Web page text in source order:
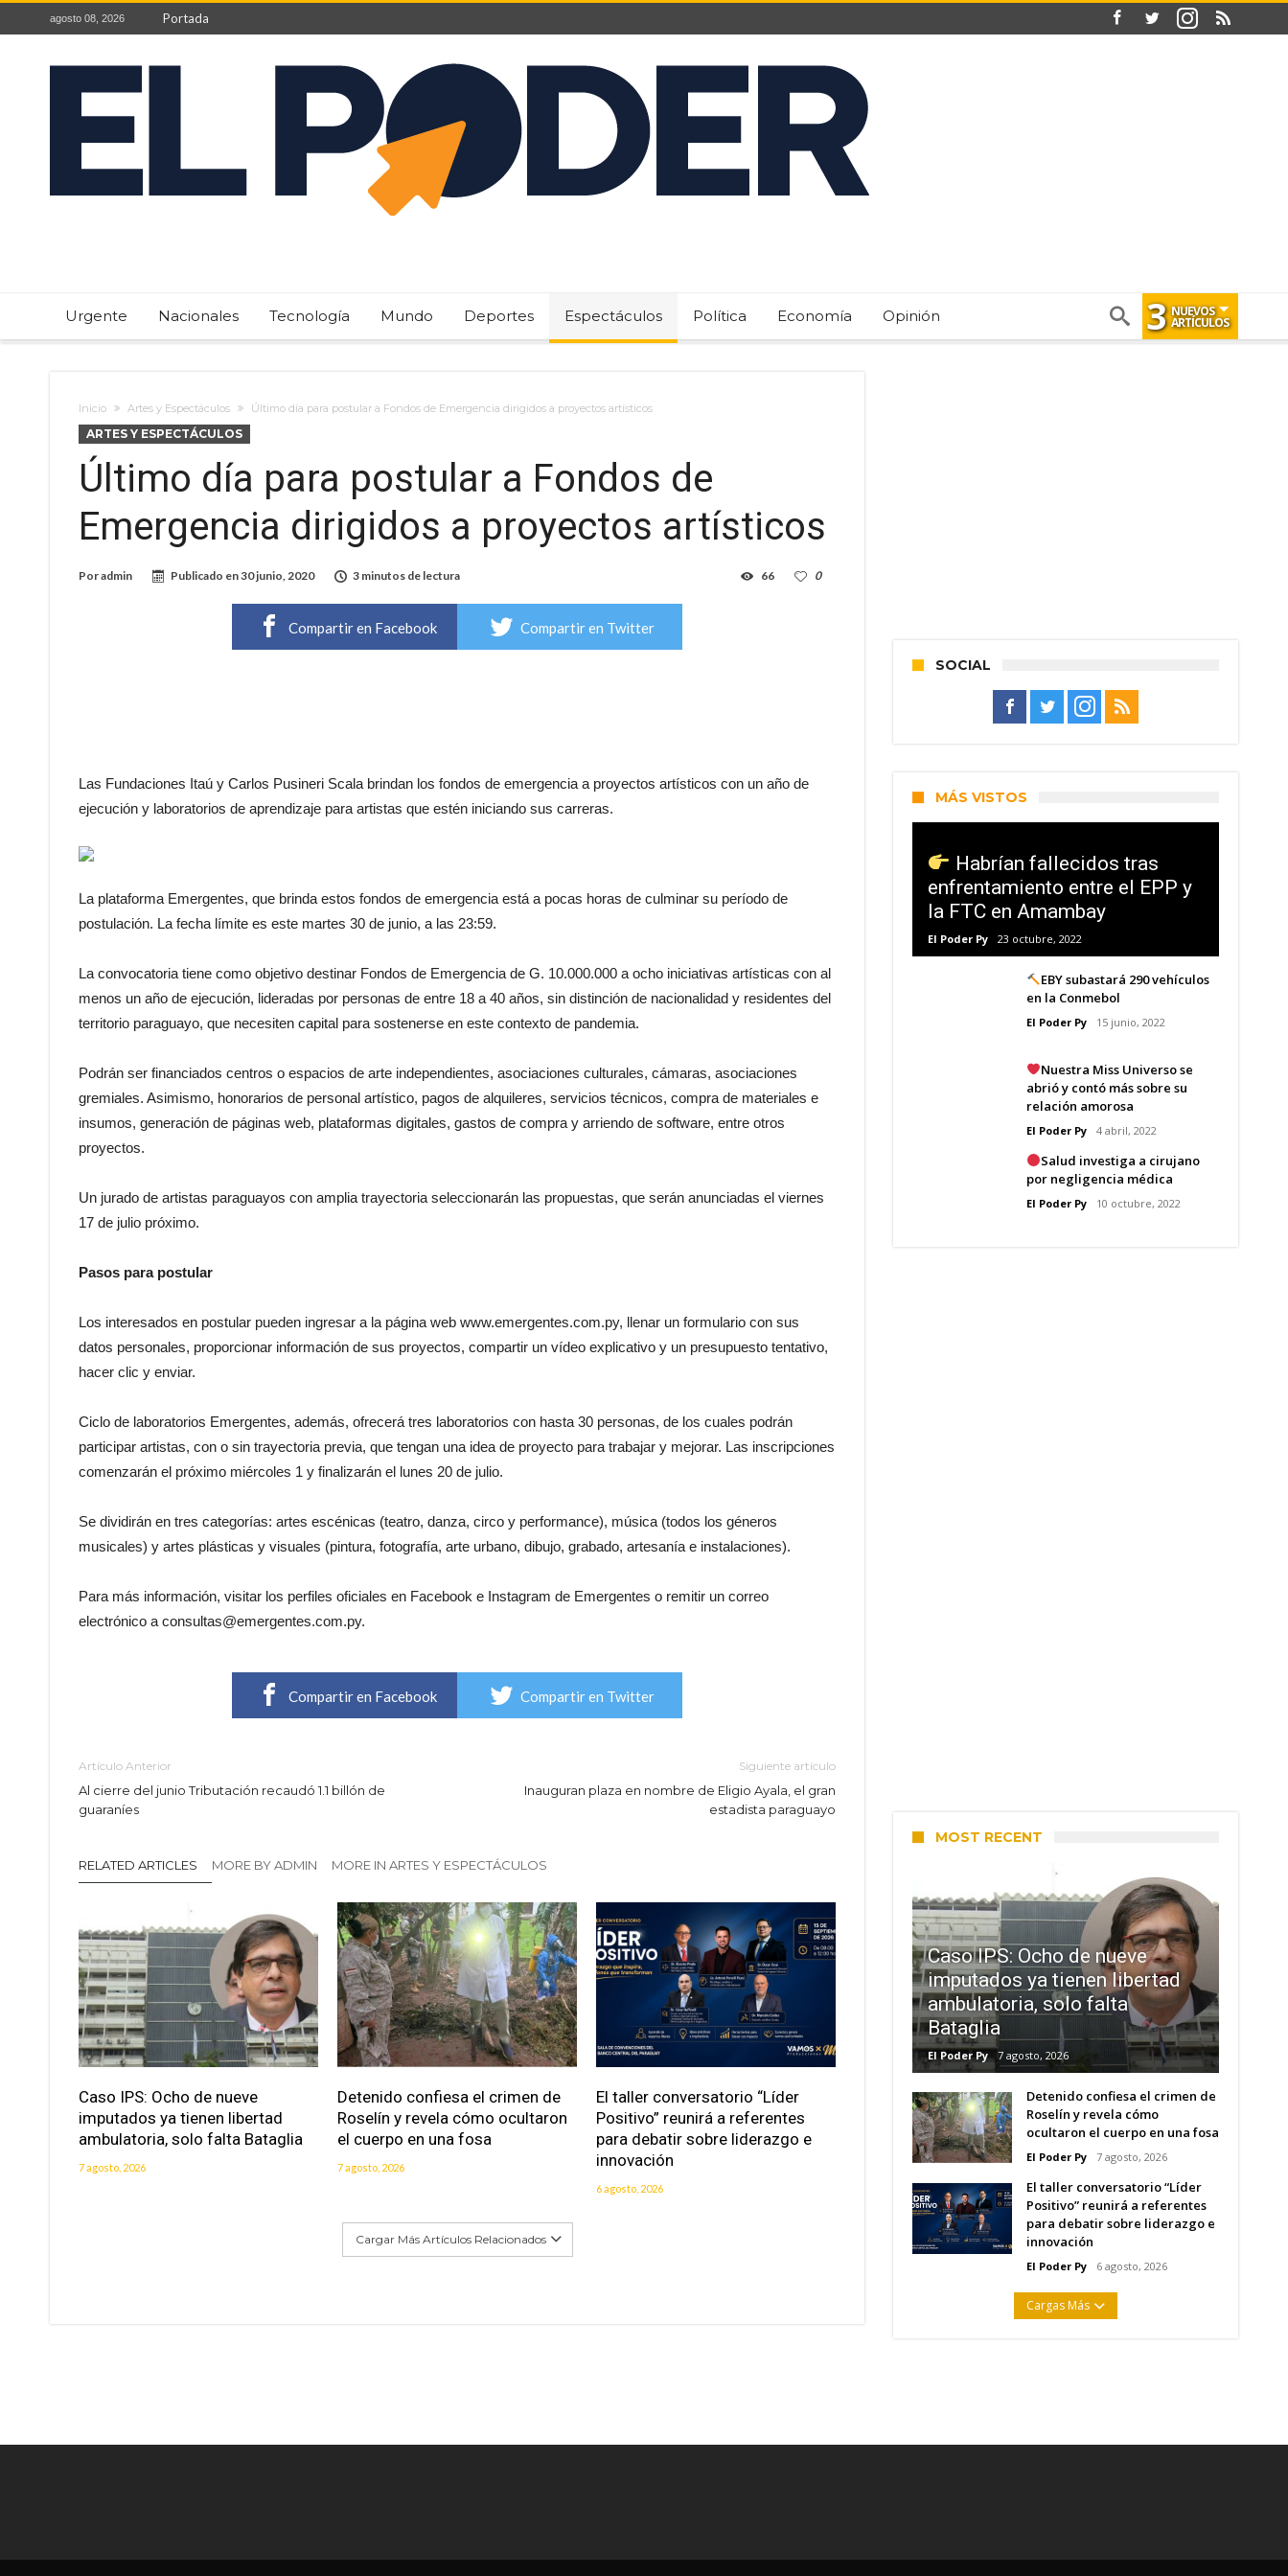
agosto 08, 2026 Portada
Urgente Nacionales Tecnología Mundo Deportes Espectáculos Política Economía Opinión 3 NUEVOS
ARTÍCULOS
Inicio Artes y Espectáculos Último día para postular a Fondos de Emergencia dirigidos a proyectos artísticos
ARTES Y ESPECTÁCULOS
Último día para postular a Fondos de
Emergencia dirigidos a proyectos artísticos
Poradmin Publicado en30 junio, 2020 3 minutos de lectura 0
66
Compartir en Facebook Compartir en Twitter
Las Fundaciones Itaú y Carlos Pusineri Scala brindan los fondos de emergencia a proyectos artísticos con un año de
ejecución y laboratorios de aprendizaje para artistas que estén iniciando sus carreras.
La plataforma Emergentes, que brinda estos fondos de emergencia está a pocas horas de culminar su período de
postulación. La fecha límite es este martes 30 de junio, a las 23:59.
La convocatoria tiene como objetivo destinar Fondos de Emergencia de G. 10.000.000 a ocho iniciativas artísticas con al
menos un año de ejecución, lideradas por personas de entre 18 a 40 años, sin distinción de nacionalidad y residentes del
territorio paraguayo, que necesiten capital para sostenerse en este contexto de pandemia.
Podrán ser financiados centros o espacios de arte independientes, asociaciones culturales, cámaras, asociaciones
gremiales. Asimismo, honorarios de personal artístico, pagos de alquileres, servicios técnicos, compra de materiales e
insumos, generación de páginas web, plataformas digitales, gastos de compra y arriendo de software, entre otros
proyectos.
Un jurado de artistas paraguayos con amplia trayectoria seleccionarán las propuestas, que serán anunciadas el viernes
17 de julio próximo.
Pasos para postular
Los interesados en postular pueden ingresar a la página web www.emergentes.com.py, llenar un formulario con sus
datos personales, proporcionar información de sus proyectos, compartir un vídeo explicativo y un presupuesto tentativo,
hacer clic y enviar.
Ciclo de laboratorios Emergentes, además, ofrecerá tres laboratorios con hasta 30 personas, de los cuales podrán
participar artistas, con o sin trayectoria previa, que tengan una idea de proyecto para trabajar y mejorar. Las inscripciones
comenzarán el próximo miércoles 1 y finalizarán el lunes 20 de julio.
Se dividirán en tres categorías: artes escénicas (teatro, danza, circo y performance), música (todos los géneros
musicales) y artes plásticas y visuales (pintura, fotografía, arte urbano, dibujo, grabado, artesanía e instalaciones).
Para más información, visitar los perfiles oficiales en Facebook e Instagram de Emergentes o remitir un correo
electrónico a consultas@emergentes.com.py.
Compartir en Facebook Compartir en Twitter
Artículo Anterior
Al cierre del junio Tributación recaudó 1.1 billón de
guaraníes
Siguiente artículo
Inauguran plaza en nombre de Eligio Ayala, el gran
estadista paraguayo
RELATED ARTICLES MORE BY ADMIN MORE IN ARTES Y ESPECTÁCULOS
Caso IPS: Ocho de nueve
imputados ya tienen libertad
ambulatoria, solo falta Bataglia
7 agosto, 2026
Detenido confiesa el crimen de
Roselín y revela cómo ocultaron
el cuerpo en una fosa
7 agosto, 2026
El taller conversatorio “Líder
Positivo” reunirá a referentes
para debatir sobre liderazgo e
innovación
6 agosto, 2026
Cargar Más Artículos Relacionados
SOCIAL
MÁS VISTOS
Habrían fallecidos tras
enfrentamiento entre el EPP y
la FTC en Amambay
El Poder Py 23 octubre, 2022
EBY subastará 290 vehículos
en la Conmebol
El Poder Py 15 junio, 2022
Nuestra Miss Universo se
abrió y contó más sobre su
relación amorosa
El Poder Py 4 abril, 2022
Salud investiga a cirujano
por negligencia médica
El Poder Py 10 octubre, 2022
MOST RECENT
Caso IPS: Ocho de nueve
imputados ya tienen libertad
ambulatoria, solo falta
Bataglia
El Poder Py 7 agosto, 2026
Detenido confiesa el crimen de
Roselín y revela cómo
ocultaron el cuerpo en una fosa
El Poder Py 7 agosto, 2026
El taller conversatorio “Líder
Positivo” reunirá a referentes
para debatir sobre liderazgo e
innovación
El Poder Py 6 agosto, 2026
Cargas Más